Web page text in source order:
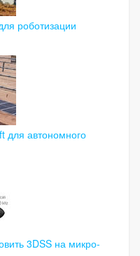
роботизации
для автономного
3DSS на микро-